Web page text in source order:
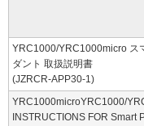
YRC1000/YRC1000micro ス
ダント 取扱説明書
(JZRCR-APP30-1)
YRC1000microYRC1000/
INSTRUCTIONS FOR Smart